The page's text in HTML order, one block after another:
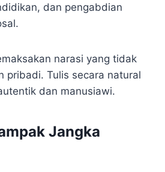
dan pengabdian
narasi yang tidak
pribadi. Tulis secara natural
dan manusiawi.
Jangka